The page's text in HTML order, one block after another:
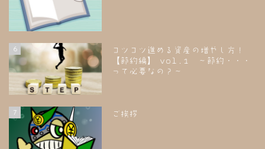
6
コツコツ進める資産の増やし方！
【節約編】 vol.1 ～節約・・・
って必要なの？～
7 ご挨拶